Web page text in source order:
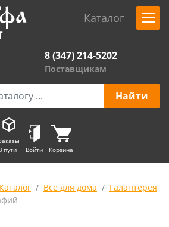
Каталог
8 (347) 214-5202
Поставщикам
пути
Войти Корзина
Каталог Все для дома
Галантерея